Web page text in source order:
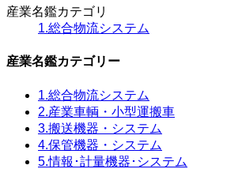
産業名鑑カテゴリ
1.総合物流システム
産業名鑑カテゴリー
1.総合物流システム
2.産業車輌・小型運搬車
3.搬送機器・システム
4.保管機器・システム
5.情報･計量機器･システム